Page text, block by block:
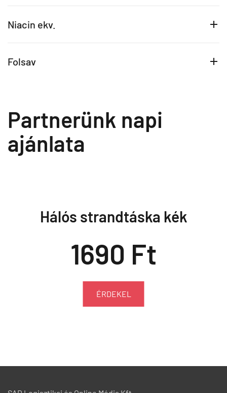
Niacin ekv.
Folsav
Partnerünk napi
ajánlata
Hálós strandtáska kék
1690 Ft
ÉRDEKEL